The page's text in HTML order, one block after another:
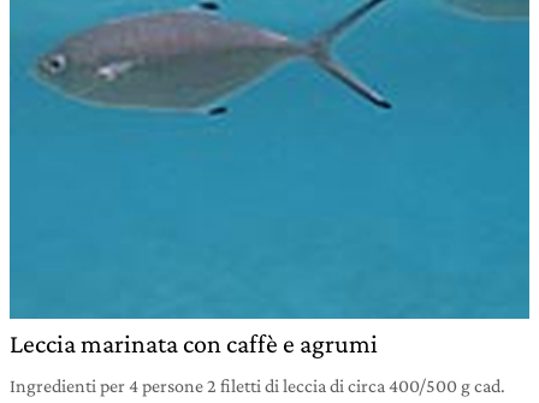
Leccia marinata con caffè e agrumi
Ingredienti per 4 persone 2 filetti di leccia di circa 400/500 g cad.